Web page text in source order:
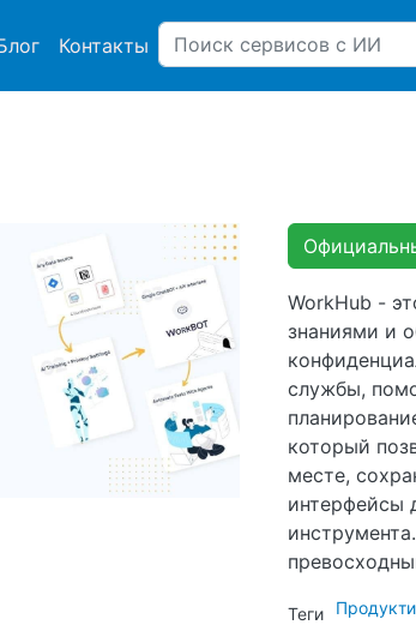
navigation
Контакты
WorkHub -
знаниями и
службы,
который
месте,
интерфейсы
Теги